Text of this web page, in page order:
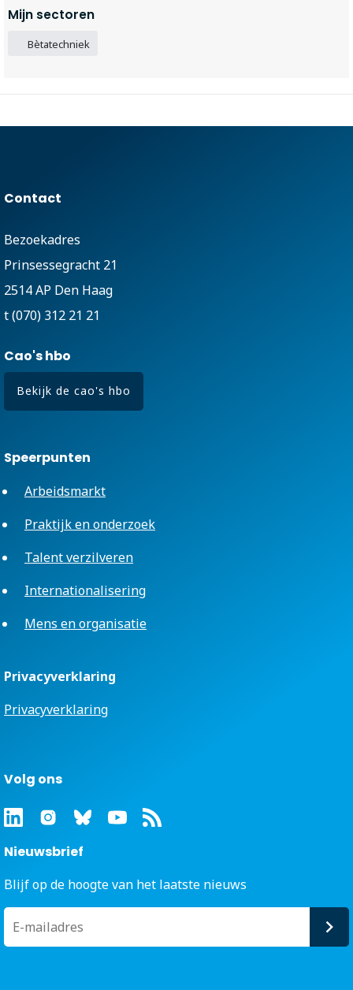
Mijn sectoren
Bètatechniek
Contact
Bezoekadres
Prinsessegracht 21
2514 AP Den Haag
t (070) 312 21 21
Cao's hbo
Bekijk de cao's hbo
Speerpunten
Arbeidsmarkt
Praktijk en onderzoek
Talent verzilveren
Internationalisering
Mens en organisatie
Privacyverklaring
Privacyverklaring
Volg ons
Nieuwsbrief
Blijf op de hoogte van het laatste nieuws